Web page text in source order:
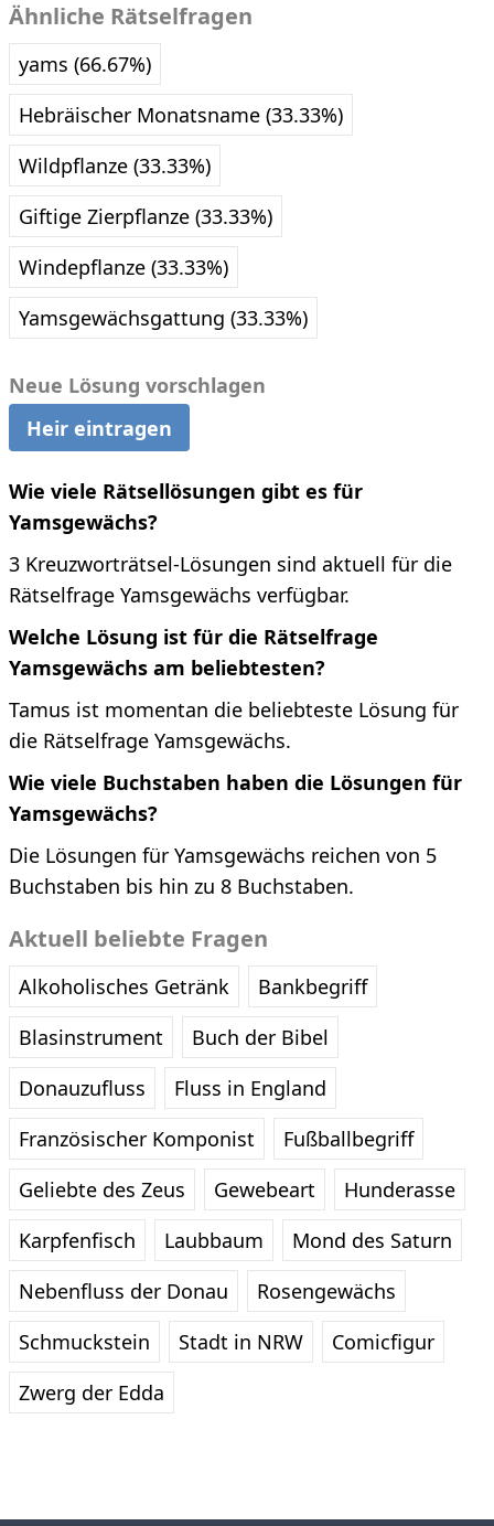
Ähnliche Rätselfragen
yams (66.67%)
Hebräischer Monatsname (33.33%)
Wildpflanze (33.33%)
Giftige Zierpflanze (33.33%)
Windepflanze (33.33%)
Yamsgewächsgattung (33.33%)
Neue Lösung vorschlagen
Heir eintragen
Wie viele Rätsellösungen gibt es für
Yamsgewächs?
3 Kreuzworträtsel-Lösungen sind aktuell für die
Rätselfrage Yamsgewächs verfügbar.
Welche Lösung ist für die Rätselfrage
Yamsgewächs am beliebtesten?
Tamus ist momentan die beliebteste Lösung für
die Rätselfrage Yamsgewächs.
Wie viele Buchstaben haben die Lösungen für
Yamsgewächs?
Die Lösungen für Yamsgewächs reichen von 5
Buchstaben bis hin zu 8 Buchstaben.
Aktuell beliebte Fragen
Alkoholisches Getränk
Bankbegriff
Blasinstrument
Buch der Bibel
Donauzufluss
Fluss in England
Französischer Komponist
Fußballbegriff
Geliebte des Zeus
Gewebeart
Hunderasse
Karpfenfisch
Laubbaum
Mond des Saturn
Nebenfluss der Donau
Rosengewächs
Schmuckstein
Stadt in NRW
Comicfigur
Zwerg der Edda